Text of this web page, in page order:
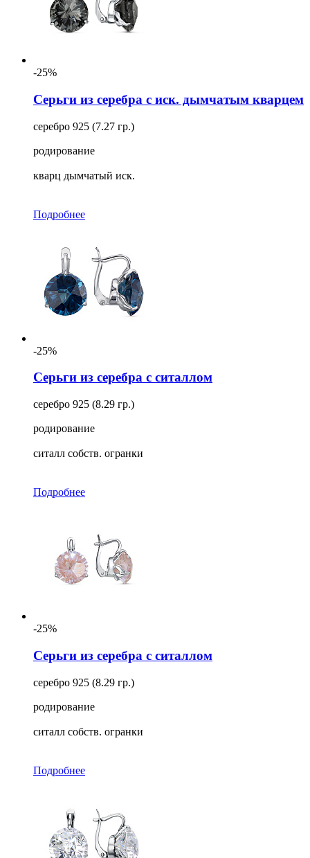
-25%
Серьги из серебра с иск. дымчатым кварцем
серебро 925 (7.27 гр.)
родирование
кварц дымчатый иск.
Подробнее
-25%
Серьги из серебра с ситаллом
серебро 925 (8.29 гр.)
родирование
ситалл собств. огранки
Подробнее
-25%
Серьги из серебра с ситаллом
серебро 925 (8.29 гр.)
родирование
ситалл собств. огранки
Подробнее